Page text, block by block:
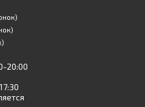
20:00